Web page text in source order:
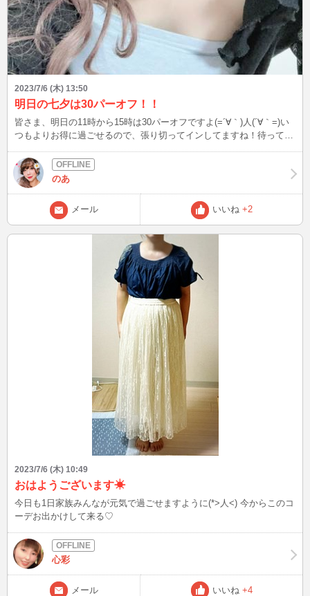
2023/7/6 (木) 13:50
明日の七夕は30パーオフ！！
皆さま、明日の11時から15時は30パーオフですよ(=´∀｀)人(´∀｀=)い
つもよりお得に過ごせるので、張り切ってインしてますね！待ってま
ね^ ^
のあ
メール いいね +2
2023/7/6 (木) 10:49
おはようございます☀
今日も1日家族みんなが元気で過ごせますように(*>人<) 今からこのコ
ーデお出かけして来る♡
心彩
メール いいね +4